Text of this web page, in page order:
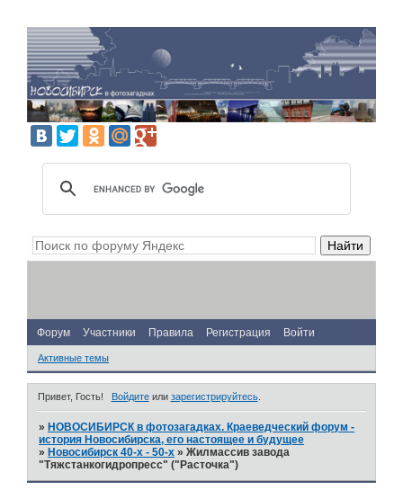
Форум Участники Правила Регистрация Войти
Активные темы
Привет, Гость! Войдитеили зарегистрируйтесь.
» НОВОСИБИРСК в фотозагадках. Краеведческий форум -
история Новосибирска, его настоящее и будущее
» Новосибирск 40-х - 50-х »Жилмассив завода
"Тяжстанкогидропресс" ("Расточка")